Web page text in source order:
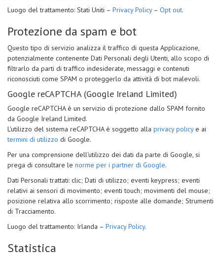
Luogo del trattamento: Stati Uniti – Privacy Policy– Opt out.
Protezione da spam e bot
Questo tipo di servizio analizza il traffico di questa Applicazione,
potenzialmente contenente Dati Personali degli Utenti, allo scopo di
filtrarlo da parti di traffico indesiderate, messaggi e contenuti
riconosciuti come SPAM o proteggerlo da attività di bot malevoli.
Google reCAPTCHA (Google Ireland Limited)
Google reCAPTCHA è un servizio di protezione dallo SPAM fornito
da Google Ireland Limited.
L'utilizzo del sistema reCAPTCHA è soggetto alla privacy policye ai
termini di utilizzo di Google.
Per una comprensione dell'utilizzo dei dati da parte di Google, si
prega di consultare le norme per i partner di Google.
Dati Personali trattati: clic; Dati di utilizzo; eventi keypress; eventi
relativi ai sensori di movimento; eventi touch; movimenti del mouse;
posizione relativa allo scorrimento; risposte alle domande; Strumenti
di Tracciamento.
Luogo del trattamento: Irlanda – Privacy Policy.
Statistica